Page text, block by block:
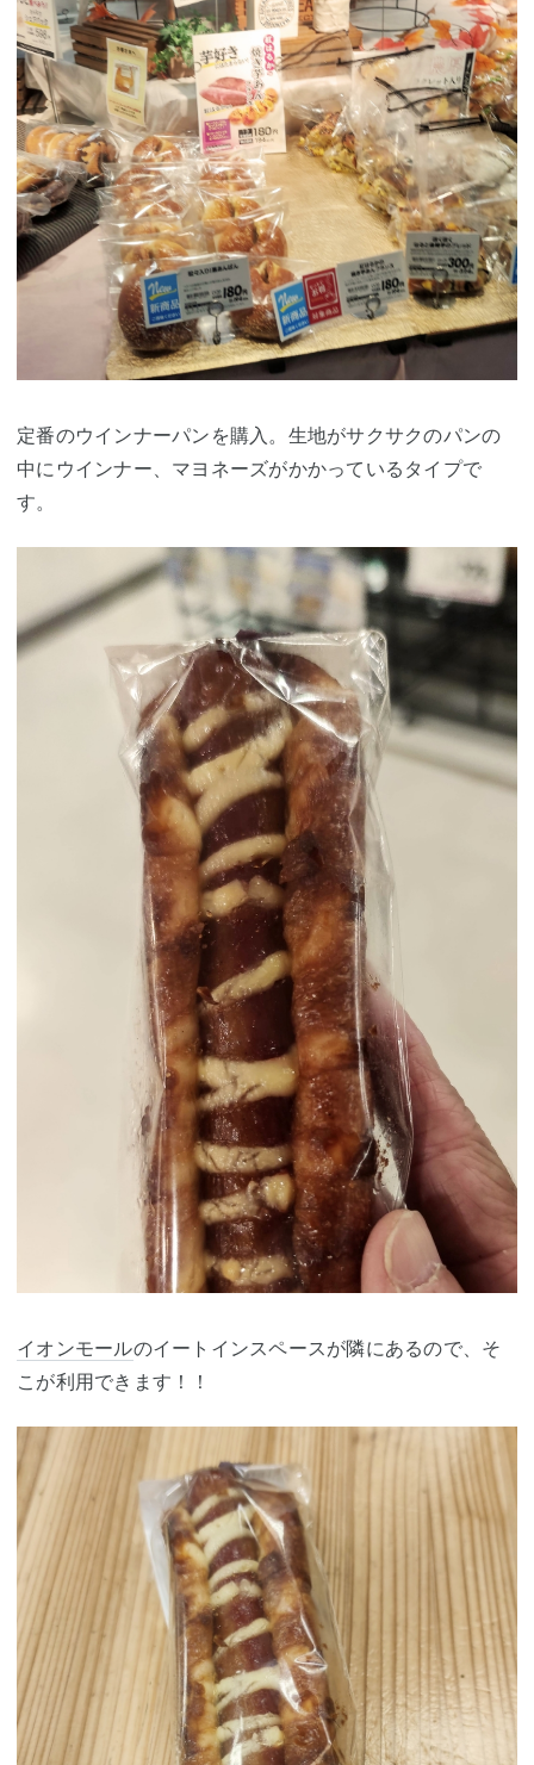
定番のウインナーパンを購入。生地がサクサクのパンの
中にウインナー、マヨネーズがかかっているタイプで
す。
イオンモールのイートインスペースが隣にあるので、そ
こが利用できます！！